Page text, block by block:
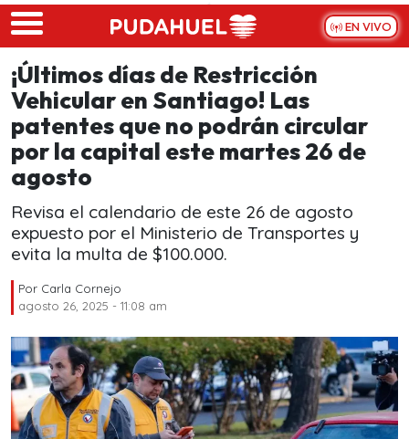
Skip to main content
EN VIVO
¡Últimos días de Restricción
Vehicular en Santiago! Las
patentes que no podrán circular
por la capital este martes 26 de
agosto
Revisa el calendario de este 26 de agosto
expuesto por el Ministerio de Transportes y
evita la multa de $100.000.
Por Carla Cornejo
agosto 26, 2025 - 11:08 am